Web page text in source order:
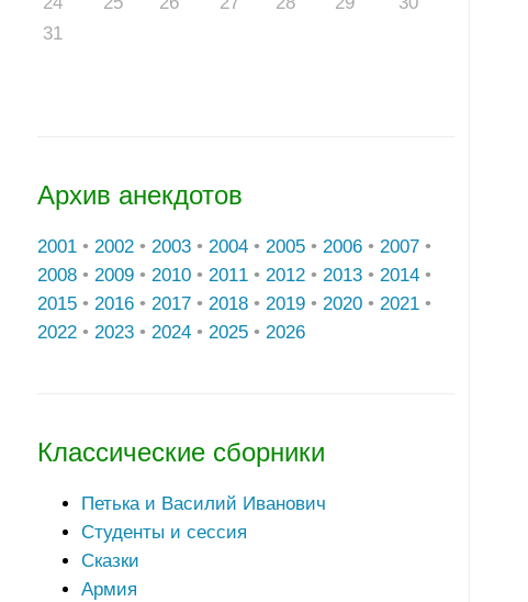
31
Архив анекдотов
2001 • 2002 • 2003 • 2004 • 2005 • 2006 • 2007 •
2008 • 2009 • 2010 • 2011 • 2012 • 2013 • 2014 •
2015 • 2016 • 2017 • 2018 • 2019 • 2020 • 2021 •
2022 • 2023 • 2024 • 2025 • 2026
Классические сборники
Петька и Василий Иванович
Студенты и сессия
Сказки
Армия